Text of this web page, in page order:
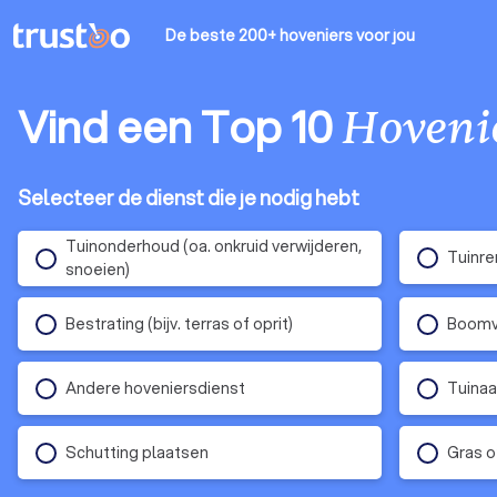
De beste 200+ hoveniersvoor jou
Vind een Top 10
Selecteer de dienst die je nodig hebt
Tuinonderhoud (oa. onkruid verwijderen,
snoeien)
Bestrating (bijv. terras of oprit)
Andere hoveniersdienst
Schutting plaatsen Gras